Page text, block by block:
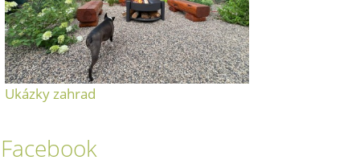
Ukázky zahrad
Facebook